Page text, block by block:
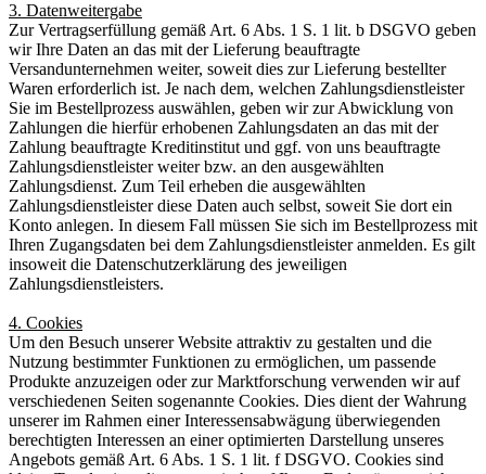
3. Datenweitergabe
Zur Vertragserfüllung gemäß Art. 6 Abs. 1 S. 1 lit. b DSGVO geben
wir Ihre Daten an das mit der Lieferung beauftragte
Versandunternehmen weiter, soweit dies zur Lieferung bestellter
Waren erforderlich ist. Je nach dem, welchen Zahlungsdienstleister
Sie im Bestellprozess auswählen, geben wir zur Abwicklung von
Zahlungen die hierfür erhobenen Zahlungsdaten an das mit der
Zahlung beauftragte Kreditinstitut und ggf. von uns beauftragte
Zahlungsdienstleister weiter bzw. an den ausgewählten
Zahlungsdienst. Zum Teil erheben die ausgewählten
Zahlungsdienstleister diese Daten auch selbst, soweit Sie dort ein
Konto anlegen. In diesem Fall müssen Sie sich im Bestellprozess mit
Ihren Zugangsdaten bei dem Zahlungsdienstleister anmelden. Es gilt
insoweit die Datenschutzerklärung des jeweiligen
Zahlungsdienstleisters.
4. Cookies
Um den Besuch unserer Website attraktiv zu gestalten und die
Nutzung bestimmter Funktionen zu ermöglichen, um passende
Produkte anzuzeigen oder zur Marktforschung verwenden wir auf
verschiedenen Seiten sogenannte Cookies. Dies dient der Wahrung
unserer im Rahmen einer Interessensabwägung überwiegenden
berechtigten Interessen an einer optimierten Darstellung unseres
Angebots gemäß Art. 6 Abs. 1 S. 1 lit. f DSGVO. Cookies sind